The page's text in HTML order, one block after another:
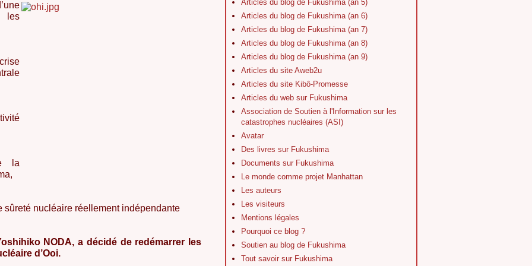
les
la
sûreté nucléaire réellement indépendante
NODA, a décidé de redémarrer les
d’Ooi.
Articles du blog de Fukushima (an 5)
Articles du blog de Fukushima (an 6)
Articles du blog de Fukushima (an 7)
Articles du blog de Fukushima (an 8)
Articles du blog de Fukushima (an 9)
Articles du site Aweb2u
Articles du site Kibô-Promesse
Articles du web sur Fukushima
Association de Soutien à l'Information sur les
catastrophes nucléaires (ASI)
Avatar
Des livres sur Fukushima
Documents sur Fukushima
Le monde comme projet Manhattan
Les auteurs
Les visiteurs
Mentions légales
Pourquoi ce blog ?
Soutien au blog de Fukushima
Tout savoir sur Fukushima